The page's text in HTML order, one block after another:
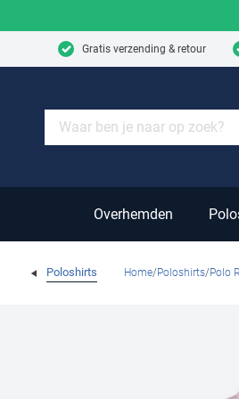
Gratis verzending & retour
Overhemden
Poloshirts Home Poloshirts Polo